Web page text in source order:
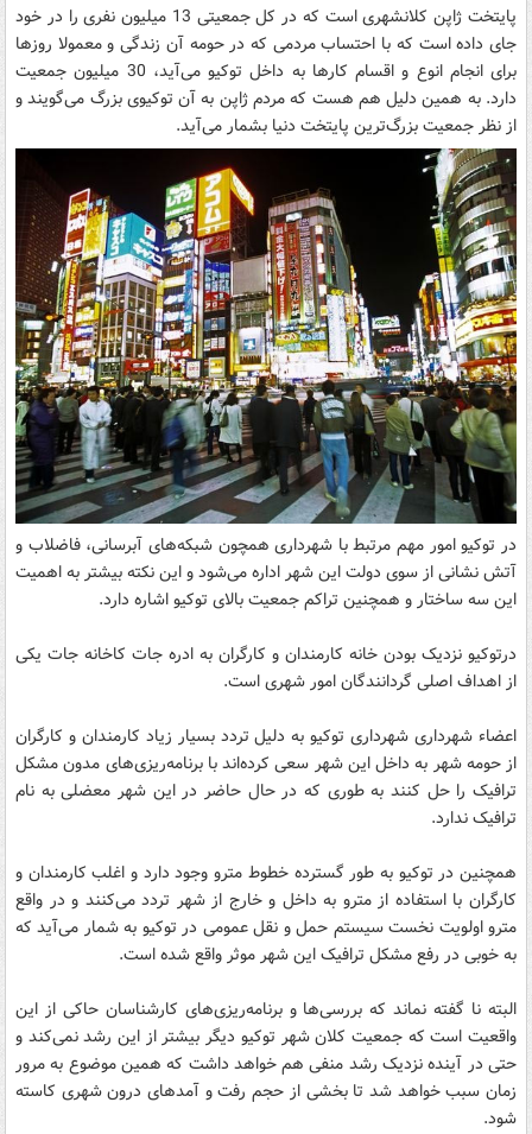
پایتخت ژاپن کلانشهری است که در کل جمعیتی 13 میلیون نفری را در خود
جای داده است که با احتساب مردمی که در حومه آن زندگی و معمولا روزها
برای انجام انوع و اقسام کارها به داخل توکیو می‌آید، 30 میلیون جمعیت
دارد. به همین دلیل هم هست که مردم ژاپن به آن توکیوی بزرگ می‌گویند و
از نظر جمعیت بزرگ‌ترین پایتخت دنیا بشمار می‌آید.
در توکیو امور مهم مرتبط با شهرداری همچون شبکه‌های آبرسانی، فاضلاب و
آتش نشانی از سوی دولت این شهر اداره می‌شود و این نکته بیشتر به اهمیت
این سه ساختار و همچنین تراکم جمعیت بالای توکیو اشاره دارد.
درتوکیو نزدیک بودن خانه کارمندان و کارگران به ادره جات کاخانه جات یکی
از اهداف اصلی گردانندگان امور شهری است.
اعضاء شهرداری شهرداری توکیو به دلیل تردد بسیار زیاد کارمندان و کارگران
از حومه شهر به داخل این شهر سعی کرده‌اند با برنامه‌ریزی‌های مدون مشکل
ترافیک را حل کنند به طوری که در حال حاضر در این شهر معضلی به نام
ترافیک ندارد.
همچنین در توکیو به طور گسترده خطوط مترو وجود دارد و اغلب کارمندان و
کارگران با استفاده از مترو به داخل و خارج از شهر تردد می‌کنند و در واقع
مترو اولویت نخست سیستم حمل و نقل عمومی در توکیو به شمار می‌آید که
به خوبی در رفع مشکل ترافیک این شهر موثر واقع شده است.
البته نا گفته نماند که بررسی‌ها و برنامه‌ریزی‌های کارشناسان حاکی از این
واقعیت است که جمعیت کلان شهر توکیو دیگر بیشتر از این رشد نمی‌کند و
حتی در آینده نزدیک رشد منفی هم خواهد داشت که همین موضوع به مرور
زمان سبب خواهد شد تا بخشی از حجم رفت و آمدهای درون شهری کاسته
شود.